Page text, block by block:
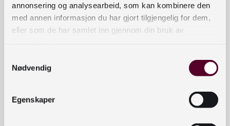
annonsering og analysearbeid, som kan kombinere den
med annen informasjon du har gjort tilgjengelig for dem,
eller som de har samlet inn gjennom din bruk av
Nødvendig
Egenskaper
Snarvei til katalogen
Bøker
Alle bøker på belarusisk